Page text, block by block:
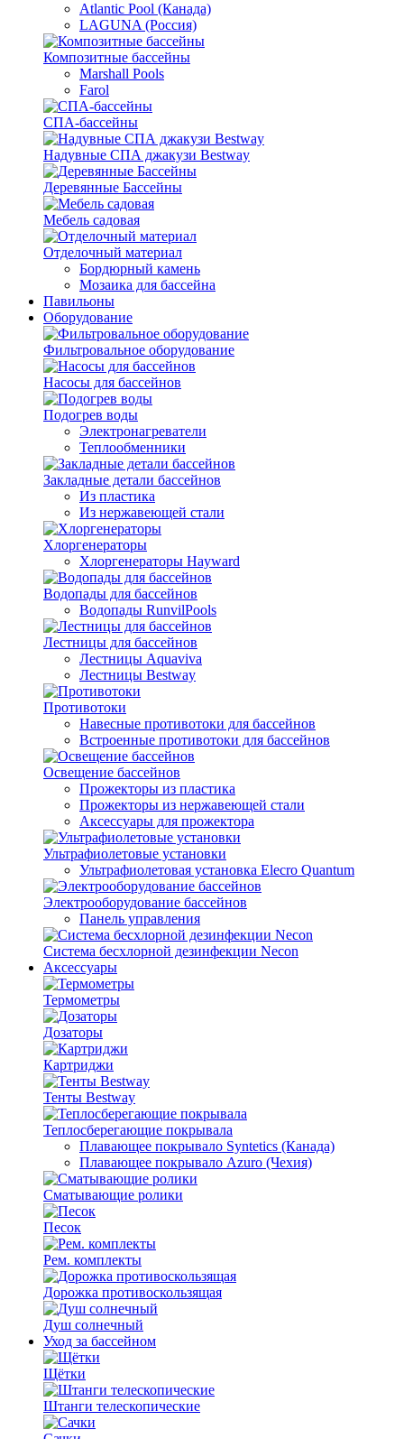
Atlantic Pool (Канада)
LAGUNA (Россия)
Композитные бассейны
Marshall Pools
Farol
СПА-бассейны
Надувные СПА джакузи Bestway
Деревянные Бассейны
Мебель садовая
Отделочный материал
Бордюрный камень
Мозаика для бассейна
Павильоны
Оборудование
Фильтровальное оборудование
Насосы для бассейнов
Подогрев воды
Электронагреватели
Теплообменники
Закладные детали бассейнов
Из пластика
Из нержавеющей стали
Хлоргенераторы
Хлоргенераторы Hayward
Водопады для бассейнов
Водопады RunvilPools
Лестницы для бассейнов
Лестницы Aquaviva
Лестницы Bestway
Противотоки
Навесные противотоки для бассейнов
Встроенные противотоки для бассейнов
Освещение бассейнов
Прожекторы из пластика
Прожекторы из нержавеющей стали
Аксессуары для прожектора
Ультрафиолетовые установки
Ультрафиолетовая установка Elecro Quantum
Электрооборудование бассейнов
Панель управления
Система бесхлорной дезинфекции Necon
Аксессуары
Термометры
Дозаторы
Картриджи
Тенты Bestway
Теплосберегающие покрывала
Плавающее покрывало Syntetics (Канада)
Плавающее покрывало Azuro (Чехия)
Сматывающие ролики
Песок
Рем. комплекты
Дорожка противоскользящая
Душ солнечный
Уход за бассейном
Щётки
Штанги телескопические